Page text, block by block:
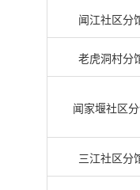
闻江社区分
老虎洞村分
闻家堰社区
三江社区分